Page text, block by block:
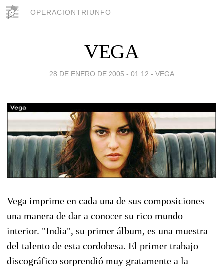
OPERACIONTRIUNFO
VEGA
28 DE ENERO DE 2005 - 01:12 - VEGA
Vega imprime en cada una de sus composiciones
una manera de dar a conocer su rico mundo
interior. "India", su primer álbum, es una muestra
del talento de esta cordobesa. El primer trabajo
discográfico sorprendió muy gratamente a la